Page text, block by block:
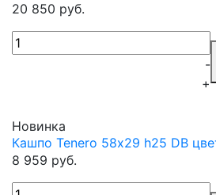
20 850 руб.
-
+
Новинка
Кашпо Tenero 58х29 h25 DB
8 959 руб.